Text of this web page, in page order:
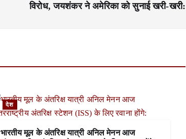
विरोध, जयशंकर ने अमेरिका को सुनाई खरी-खरी:
देश
भारतीय मूल के अंतरिक्ष यात्री अनिल मेनन आज